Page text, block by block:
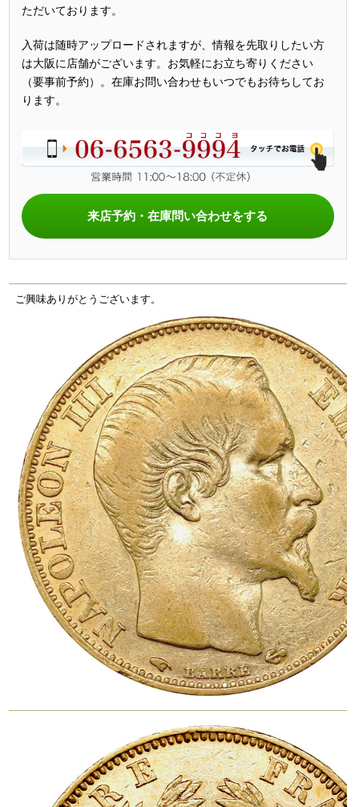
ただいております。
入荷は随時アップロードされますが、情報を先取りしたい方
は大阪に店舗がございます。お気軽にお立ち寄りください
（要事前予約）。在庫お問い合わせもいつでもお待ちしてお
ります。
来店予約・在庫問い合わせをする
ご興味ありがとうございます。